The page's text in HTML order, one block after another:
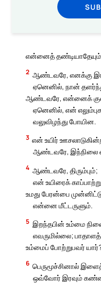
என்னைத்
2 ஆண்டவரே, எனக்கு
ஏனெனில், நான்
ஆண்டவரே, என்னைக்
ஏனெனில், என்
வலுவிழந்து போயின.
3 என் உயிர்
ஆண்டவரே, இந்நிலை
4 ஆண்டவரே, திரும்பும்;
என் உயிரைக்
உமது பேரன்பை
என்னை மீட்டருளும்.
5 இறந்தபின் உம்மை
எவருமில்லை;
உம்மைப் போற்றுபவர்
6 பெருமூச்சினால்
ஒவ்வோர் இரவும்